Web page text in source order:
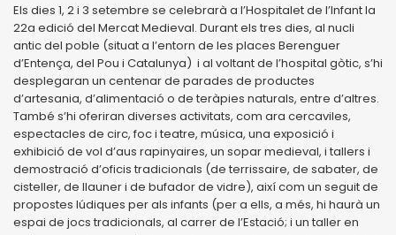
Els dies 1, 2 i 3 setembre se celebrarà a l’Hospitalet de l’Infant la
22a edició del Mercat Medieval. Durant els tres dies, al nucli
antic del poble (situat a l’entorn de les places Berenguer
d’Entença, del Pou i Catalunya) i al voltant de l’hospital gòtic, s’hi
desplegaran un centenar de parades de productes
d’artesania, d’alimentació o de teràpies naturals, entre d’altres.
També s’hi oferiran diverses activitats, com ara cercaviles,
espectacles de circ, foc i teatre, música, una exposició i
exhibició de vol d’aus rapinyaires, un sopar medieval, i tallers i
demostració d’oficis tradicionals (de terrissaire, de sabater, de
cisteller, de llauner i de bufador de vidre), així com un seguit de
propostes lúdiques per als infants (per a ells, a més, hi haurà un
espai de jocs tradicionals, al carrer de l’Estació; i un taller en